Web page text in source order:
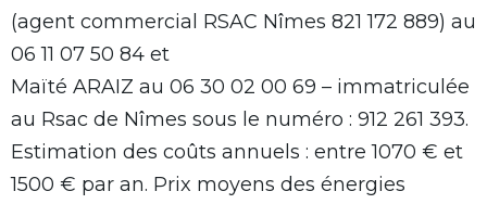
(agent commercial RSAC Nîmes 821 172 889) au
06 11 07 50 84 et
Maïté ARAIZ au 06 30 02 00 69 – immatriculée
au Rsac de Nîmes sous le numéro : 912 261 393.
Estimation des coûts annuels : entre 1070 € et
1500 € par an. Prix moyens des énergies